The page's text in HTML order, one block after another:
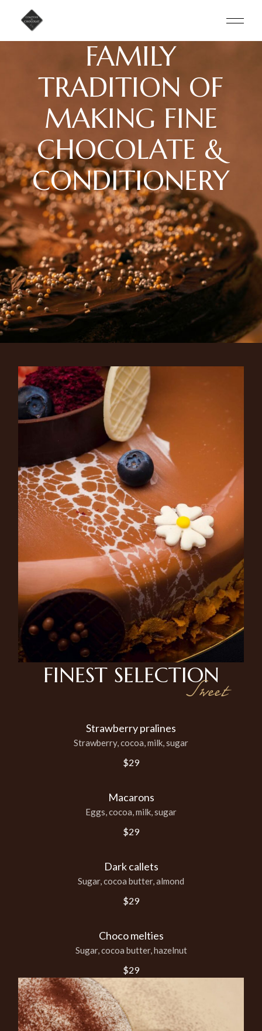
FAMILY
TRADITION OF
MAKING FINE
CHOCOLATE &
CONDITIONERY
FINEST SELECTION
Sweet
Strawberry pralines
Strawberry, cocoa, milk, sugar
$29
Macarons
Eggs, cocoa, milk, sugar
$29
Dark callets
Sugar, cocoa butter, almond
$29
Choco melties
Sugar, cocoa butter, hazelnut
$29